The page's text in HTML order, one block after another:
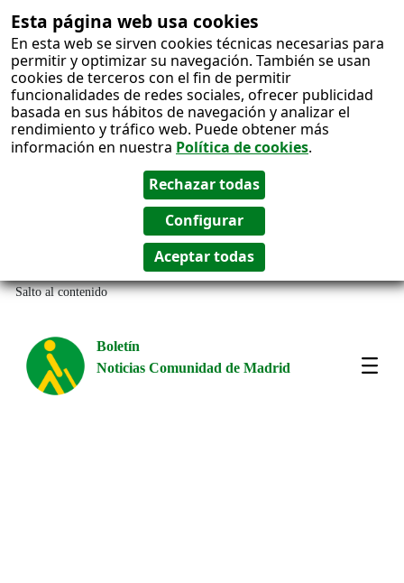
Esta página web usa cookies
En esta web se sirven cookies técnicas necesarias para
permitir y optimizar su navegación. También se usan
cookies de terceros con el fin de permitir
funcionalidades de redes sociales, ofrecer publicidad
basada en sus hábitos de navegación y analizar el
rendimiento y tráfico web. Puede obtener más
información en nuestra Política de cookies.
Salto al contenido
Boletín
Noticias Comunidad de Madrid